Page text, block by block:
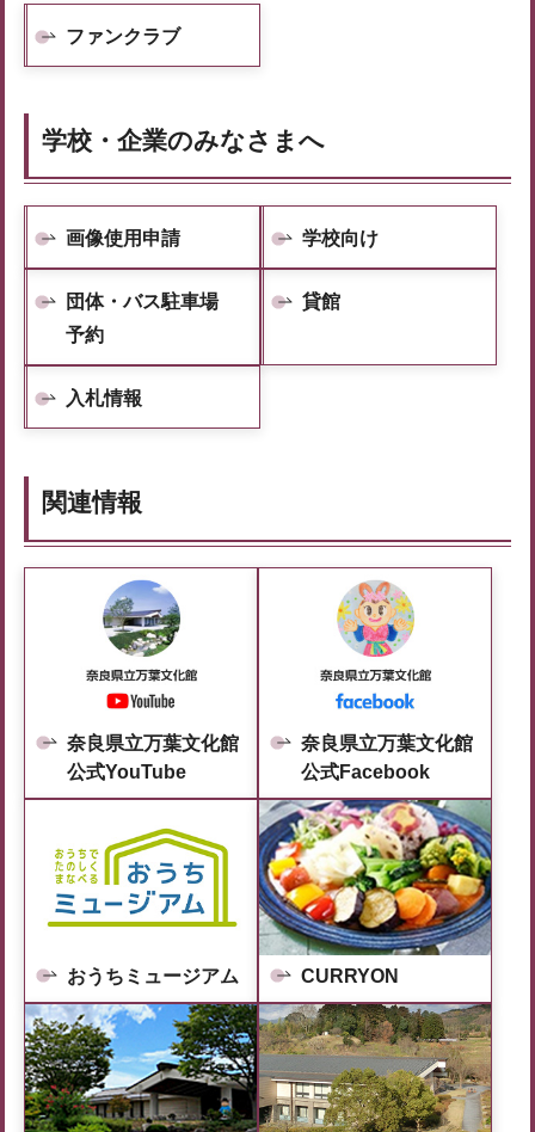
ファンクラブ
学校・企業のみなさまへ
画像使用申請 学校向け
団体・バス駐車場
予約
貸館
入札情報
関連情報
奈良県立万葉文化館
公式YouTube
奈良県立万葉文化館
公式Facebook
おうちミュージアム CURRYON